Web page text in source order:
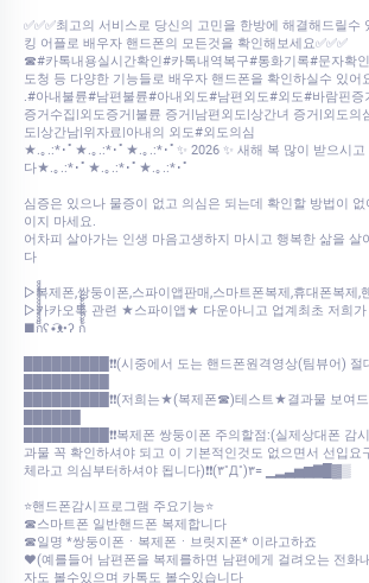
✅✅✅최고의 서비스로 당신의 고민을 한방에 해결해드릴수
킹 어플로 배우자 핸드폰의 모든것을 확인해보세요✅✅✅
☎#카톡내용실시간확인#카톡내역복구#통화기록#문자확
도청 등 다양한 기능들로 배우자 핸드폰을 확인하실수 있어
.#아내불륜#남편불륜#아내외도#남편외도#외도#바람핀
증거수집|외도증거|불륜 증거|남편외도|상간녀 증거|외도의
도|상간남|위자료|아내의 외도#외도의심
★.｡.:*･ﾟ★.｡.:*･ﾟ★.｡.:*･ﾟ✨ 2026 ✨ 새해 복 많이 받으시고
다★.｡.:*･ﾟ★.｡.:*･ﾟ★.｡.:*･ﾟ
심증은 있으나 물증이 없고 의심은 되는데 확인할 방법이
이지 마세요.
어차피 살아가는 인생 마음고생하지 마시고 행복한 삶을 살
다
▷복제폰,쌍둥이폰,스파이앱판매,스마트폰복제,휴대폰복제,
▷카카오톡 관련 ★스파이앱★ 다운아니고 업계최초 저희가
■ก็็็็็็็็็็็็็ʕ•͡ᴥ•ʔ ก้้้้้้้้้้้
█████████❗❗(시중에서 도는 핸드폰원격영상(팀뷰어) 절
█████████❗❗(저희는★(복제폰☎)테스트★결과물 보여드
█████████❗❗복제폰 쌍둥이폰 주의할점:(실제상대폰 감
과물 꼭 확인하셔야 되고 이 기본적인것도 없으면서 선입요
체라고 의심부터하셔야 됩니다)❗❗(۳˚Д˚)۳= ▁▂▃▅▆▇█▓▒
⭐핸드폰감시프로그램 주요기능⭐
☎스마트폰 일반핸드폰 복제합니다
☎일명 *쌍둥이폰ㆍ복제폰ㆍ브릿지폰* 이라고하죠
♥(예를들어 남편폰을 복제를하면 남편에게 걸려오는 전화
자도 볼수있으며 카톡도 볼수있습니다